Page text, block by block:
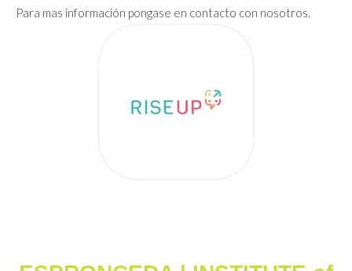
Para mas información pongase en contacto con nosotros.